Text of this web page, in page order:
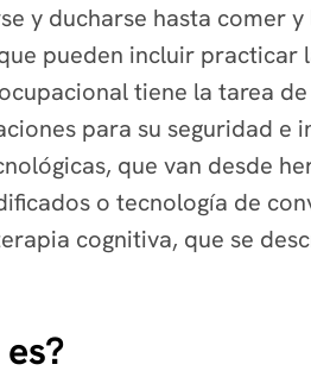
y ducharse hasta comer
pueden incluir practicar
tiene la tarea
para su seguridad e
que van desde
o tecnología de
cognitiva, que se